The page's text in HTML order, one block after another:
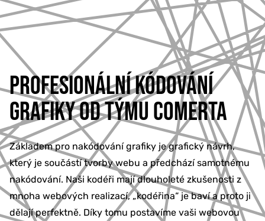
PROFESIONÁLNÍ KÓDOVÁNÍ
GRAFIKY OD TÝMU COMERTA
Základem pro nakódování grafiky je grafický návrh,
který je součástí tvorby webu a předchází samotnému
nakódování. Naši kodéři mají dlouholeté zkušenosti z
mnoha webových realizací, „kodéřina“ je baví a proto ji
dělají perfektně. Díky tomu postavíme vaši webovou